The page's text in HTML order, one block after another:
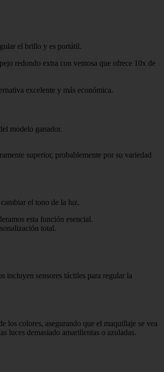
el brillo y es portátil.
redondo extra con ventosa que ofrece 10x de
excelente y más económica.
modelo ganador.
superior, probablemente por su variedad
el tono de la luz.
esta función esencial.
total.
incluyen sensores táctiles para regular la
colores, asegurando que el maquillaje se vea
luces demasiado amarillentas o azuladas.